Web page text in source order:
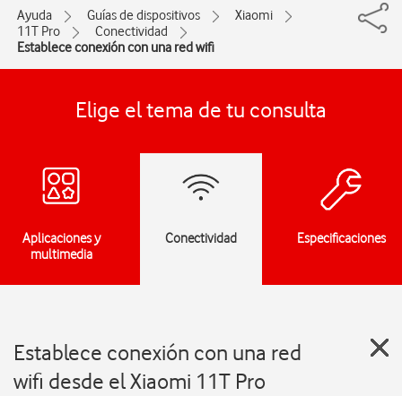
Ayuda Guías de dispositivos
Xiaomi
11T Pro
Conectividad
Establece conexión con una red wifi
Elige el tema de tu consulta
Aplicaciones y
multimedia
Conectividad Especificaciones
Establece conexión con una red
wifi desde el Xiaomi 11T Pro